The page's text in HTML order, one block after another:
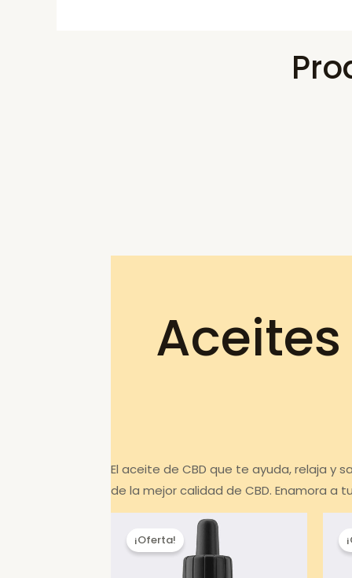
El aceite de CBD que te ayuda, relaja y
de la mejor calidad de CBD. Enamora a
¡Oferta!